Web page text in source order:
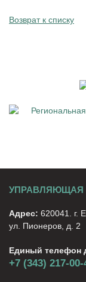
Возврат к списку
УПРАВЛЯЮЩАЯ
Адрес: 620041. г.
ул. Пионеров, д. 2
Единый телефон
+7 (343) 217-00-